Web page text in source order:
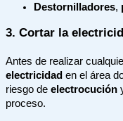
Destornilladores,
3. Cortar la
Antes de realizar
electricidad en el área
riesgo de electrocución
proceso.